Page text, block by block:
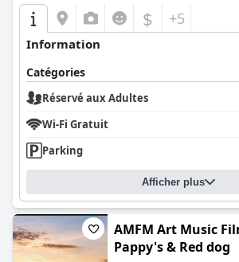
$ +5
Information
Catégories
Réservé aux Adultes
Wi-Fi Gratuit
Parking
Afficher plus
AMFM Art Music
Pappy's & Red dog